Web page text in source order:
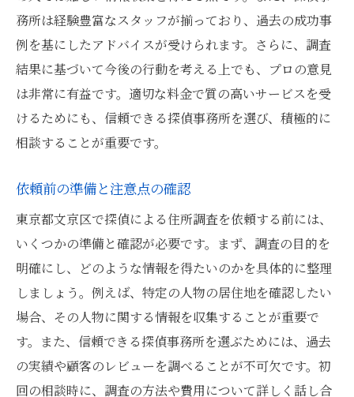
務所は経験豊富なスタッフが揃っており、過去の成功事
例を基にしたアドバイスが受けられます。さらに、調査
結果に基づいて今後の行動を考える上でも、プロの意見
は非常に有益です。適切な料金で質の高いサービスを受
けるためにも、信頼できる探偵事務所を選び、積極的に
相談することが重要です。
依頼前の準備と注意点の確認
東京都文京区で探偵による住所調査を依頼する前には、
いくつかの準備と確認が必要です。まず、調査の目的を
明確にし、どのような情報を得たいのかを具体的に整理
しましょう。例えば、特定の人物の居住地を確認したい
場合、その人物に関する情報を収集することが重要で
す。また、信頼できる探偵事務所を選ぶためには、過去
の実績や顧客のレビューを調べることが不可欠です。初
回の相談時に、調査の方法や費用について詳しく話し合